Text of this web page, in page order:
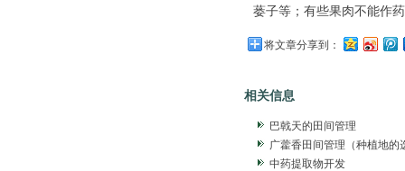
蒌子等；有些果肉不能作
将文章分享到：
相关信息
巴戟天的田间管理
广藿香田间管理（种植地的
中药提取物开发